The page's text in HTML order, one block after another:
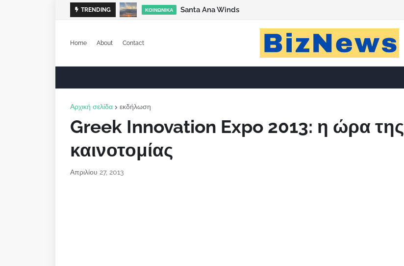
TRENDING ΚΟΙΝΩΝΙΚΆ Santa Ana Winds
Home About Contact
Αρχική σελίδα εκδήλωση
Greek Innovation Expo 2013: η ώρα της
καινοτομίας
Απριλίου 27, 2013